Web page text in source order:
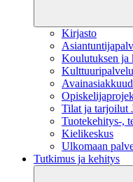
Kirjasto
Koulutuksen ja
Tilat ja tarjoilut
Tuotekehitys-,
Kielikeskus
Ulkomaan
Tutkimus ja kehitys